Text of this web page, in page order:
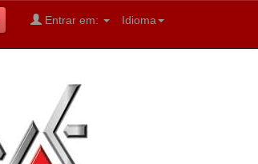
Idioma
Entrar em: